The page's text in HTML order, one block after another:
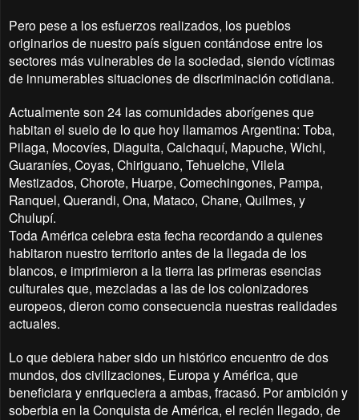
Pero pese a los esfuerzos realizados, los pueblos
originarios de nuestro país siguen contándose entre los
sectores más vulnerables de la sociedad, siendo víctimas
de innumerables situaciones de discriminación cotidiana.
Actualmente son 24 las comunidades aborígenes que
habitan el suelo de lo que hoy llamamos Argentina: Toba,
Pilaga, Mocovíes, Diaguita, Calchaquí, Mapuche, Wichi,
Guaraníes, Coyas, Chiriguano, Tehuelche, Vilela
Mestizados, Chorote, Huarpe, Comechingones, Pampa,
Ranquel, Querandi, Ona, Mataco, Chane, Quilmes, y
Chulupí.
Toda América celebra esta fecha recordando a quienes
habitaron nuestro territorio antes de la llegada de los
blancos, e imprimieron a la tierra las primeras esencias
culturales que, mezcladas a las de los colonizadores
europeos, dieron como consecuencia nuestras realidades
actuales.
Lo que debiera haber sido un histórico encuentro de dos
mundos, dos civilizaciones, Europa y América, que
beneficiara y enriqueciera a ambas, fracasó. Por ambición y
soberbia en la Conquista de América, el recién llegado, de